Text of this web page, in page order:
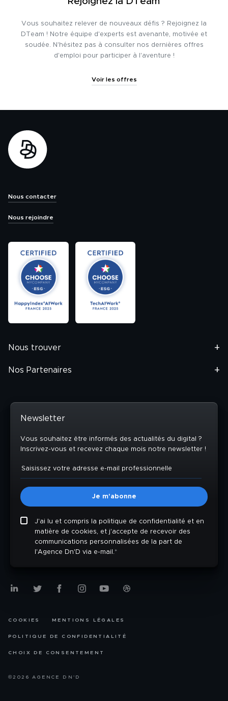
Vous souhaitez relever de nouveaux défis ? Rejoignez la
DTeam ! Notre équipe d'experts est avenante, motivée et
soudée. N'hésitez pas à consulter nos dernières offres
d'emploi pour participer à l'aventure !
Voir les offres
Nous contacter
Nous rejoindre
Nous trouver
Nos Partenaires
Newsletter
Vous souhaitez être informés des actualités du digital ?
Inscrivez-vous et recevez chaque mois notre newsletter !
J'ai lu et compris la politique de confidentialité et en
matière de cookies, et j'accepte de recevoir des
communications personnalisées de la part de
l'Agence Dn'D via e-mail.*
COOKIES MENTIONS LÉGALES
POLITIQUE DE CONFIDENTIALITÉ
CHOIX DE CONSENTEMENT
©2026 AGENCE DN'D